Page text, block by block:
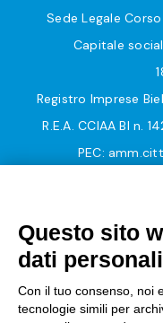
Sede Legale
Capitale
Registro Imprese
R.E.A. CCIAA BI n.
PEC:
Informative
preferenze Cookie
Questo sito
dati
Con il tuo consenso, noi
tecnologie simili per